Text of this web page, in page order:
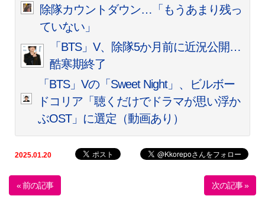
除隊カウントダウン…「もうあまり残っ
ていない」
「BTS」V、除隊5か月前に近況公開…
酷寒期終了
「BTS」Vの「Sweet Night」、ビルボー
ドコリア「聴くだけでドラマが思い浮か
ぶOST」に選定（動画あり）
2025.01.20
« 前の記事 次の記事 »